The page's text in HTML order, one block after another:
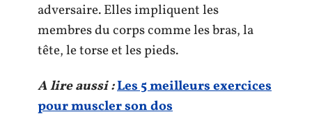
adversaire. Elles impliquent les
membres du corps comme les bras, la
tête, le torse et les pieds.
A lire aussi :Les 5 meilleurs exercices
pour muscler son dos